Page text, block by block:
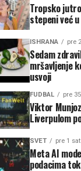
Tropsko
stepeni već
ISHRANA pre
Sedam
mršavljenje
usvoji
FUDBAL pre
Viktor
Liverpulom
SVET pre 1 sat
Meta AI
podacima